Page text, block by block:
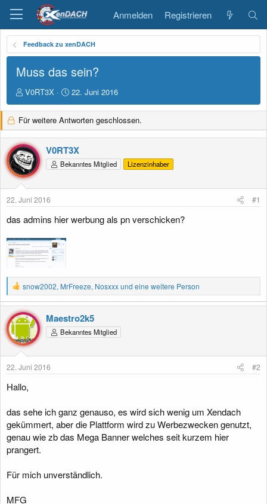
Anmelden Registrieren
Feedback zu xenDACH
Muss das sein?
E
r
s
t
e
l
l
e
r
V0RT3X
E
r
s
t
e
l
l
t
m
22. Juni 2016
Für weitere Antworten geschlossen.
V0RT3X
Bekanntes Mitglied Lizenzinhaber
22. Juni 2016 #1
das admins hier werbung als pn verschicken?
R
e
a
k
t
o
n
n
snow2002, MrFreeze, Nosxxxund eine weitere Person
Maestro2k5
Bekanntes Mitglied
22. Juni 2016 #2
Hallo,
das sehe ich ganz genauso, es wird sich wenig um Xendach
gekümmert, aber die Plattform wird zu Werbezwecken genutzt,
genau wie zb das Mega Banner welches seit kurzem hier
prangert.
Für mich unverständlich.
MFG